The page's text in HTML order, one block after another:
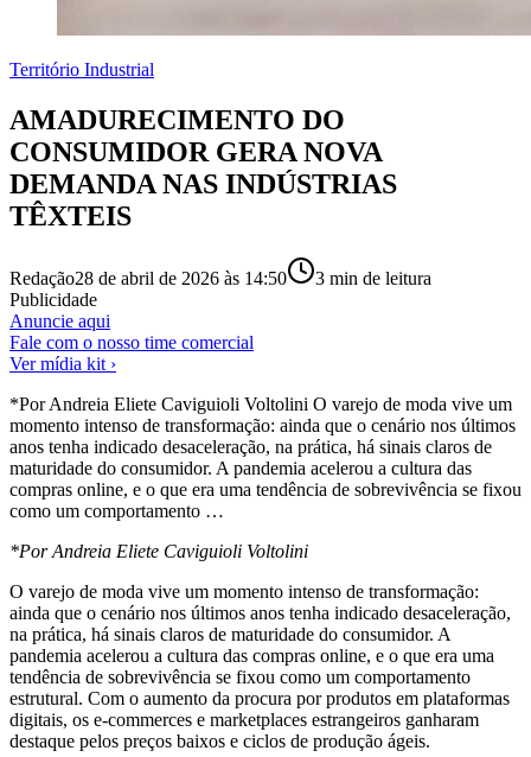
Território Industrial
AMADURECIMENTO DO
CONSUMIDOR GERA NOVA
DEMANDA NAS INDÚSTRIAS
TÊXTEIS
Redação28 de abril de 2026 às 14:50 3 min de leitura
Publicidade
Anuncie aqui
Fale com o nosso time comercial
Ver mídia kit ›
*Por Andreia Eliete Caviguioli Voltolini O varejo de moda vive um
momento intenso de transformação: ainda que o cenário nos últimos
anos tenha indicado desaceleração, na prática, há sinais claros de
maturidade do consumidor. A pandemia acelerou a cultura das
compras online, e o que era uma tendência de sobrevivência se fixou
como um comportamento …
*Por Andreia Eliete Caviguioli Voltolini
O varejo de moda vive um momento intenso de transformação:
ainda que o cenário nos últimos anos tenha indicado desaceleração,
na prática, há sinais claros de maturidade do consumidor. A
pandemia acelerou a cultura das compras online, e o que era uma
tendência de sobrevivência se fixou como um comportamento
estrutural. Com o aumento da procura por produtos em plataformas
digitais, os e-commerces e marketplaces estrangeiros ganharam
destaque pelos preços baixos e ciclos de produção ágeis.